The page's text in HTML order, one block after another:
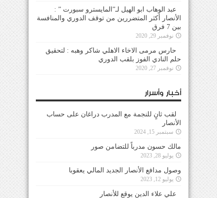
عبد الوهاب ابو الهيل لـ”المايسترو سبورت ” :
الأنصار أكثر المتضررين من توقف الدوري والمنافسة
بين 7 فرق
نوفمبر 29, 2020
حارس مرمى الاخاء الاهلي شاكر وهبه : لتحقيق
حلم النادي الفوز بلقب الدوري
نوفمبر 27, 2020
أخبار وأسرار
لقب ثانٍ للنجمة مع المدرب دراغان على حساب
الأنصار
سبتمبر 15, 2024
مالك حسون مدرباً للتضامن صور
يوليو 28, 2023
وصول مدافع الأنصار الجديد المالي يعقوبا
يوليو 12, 2023
علي علاء الدين يوقع للأنصار